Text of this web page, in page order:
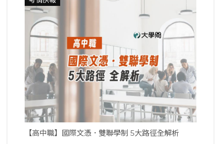
【高中職】國際文憑．雙聯學制 5大路徑全解析